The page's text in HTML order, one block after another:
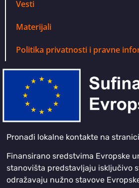
Vesti
Materijali
Politika privatnosti i pravne
Pronađi lokalne kontakte na stranici
Finansirano sredstvima Evropske
stanovišta predstavljaju isključivo
odražavaju nužno stavove